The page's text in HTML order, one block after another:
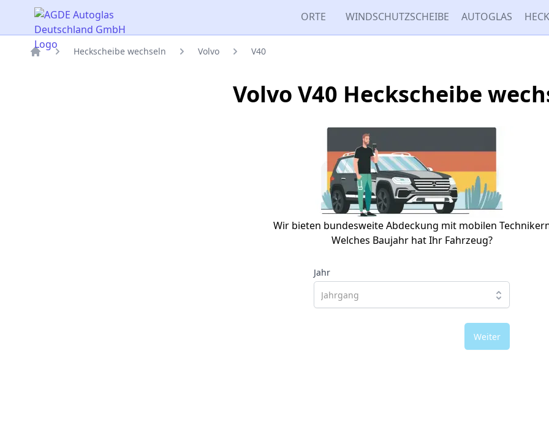
AGDE Autoglas Deutschland GmbH ORTE WINDSCHUTZSCHEIBE AUTOGLAS
Heckscheibe wechseln Volvo V40
Volvo V40 Heckscheibe
Wir bieten bundesweite Abdeckung mit mobilen
Welches Baujahr hat Ihr Fahrzeug?
Jahr
Weiter